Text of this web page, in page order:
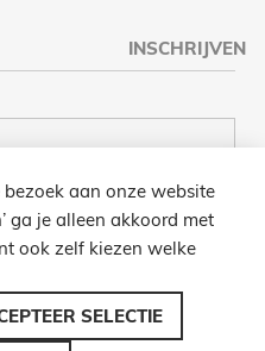
INSCHRIJVEN
aan onze website
ga je alleen akkoord met
ook zelf kiezen welke
SELECTIE